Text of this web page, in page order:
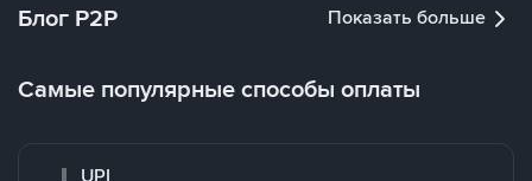
Блог P2P Показать больше
Самые популярные способы оплаты
UPI